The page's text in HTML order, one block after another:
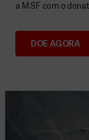
a MSF com o
DOE AGORA